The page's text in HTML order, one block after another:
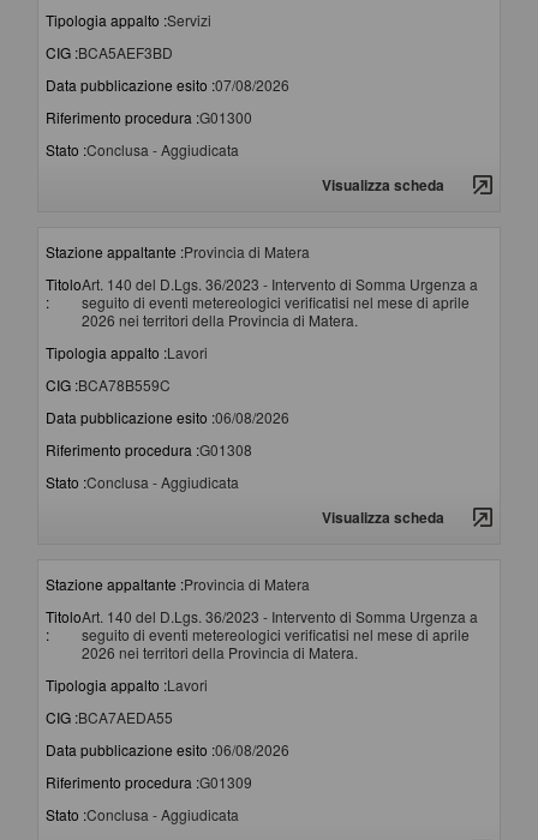
Tipologia appalto :Servizi
CIG :BCA5AEF3BD
Data pubblicazione esito :07/08/2026
Riferimento procedura :G01300
Stato :Conclusa - Aggiudicata
Visualizza scheda
Stazione appaltante :Provincia di Matera
Titolo
:
Art. 140 del D.Lgs. 36/2023 - Intervento di Somma Urgenza a
seguito di eventi metereologici verificatisi nel mese di aprile
2026 nei territori della Provincia di Matera.
Tipologia appalto :Lavori
CIG :BCA78B559C
Data pubblicazione esito :06/08/2026
Riferimento procedura :G01308
Stato :Conclusa - Aggiudicata
Visualizza scheda
Stazione appaltante :Provincia di Matera
Titolo
:
Art. 140 del D.Lgs. 36/2023 - Intervento di Somma Urgenza a
seguito di eventi metereologici verificatisi nel mese di aprile
2026 nei territori della Provincia di Matera.
Tipologia appalto :Lavori
CIG :BCA7AEDA55
Data pubblicazione esito :06/08/2026
Riferimento procedura :G01309
Stato :Conclusa - Aggiudicata